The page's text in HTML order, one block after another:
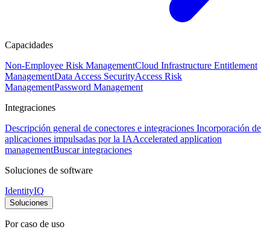
Capacidades
Non-Employee Risk ManagementCloud Infrastructure Entitlement
ManagementData Access SecurityAccess Risk
ManagementPassword Management
Integraciones
Descripción general de conectores e integraciones Incorporación de
aplicaciones impulsadas por la IAAccelerated application
managementBuscar integraciones
Soluciones de software
IdentityIQ
Soluciones
Por caso de uso